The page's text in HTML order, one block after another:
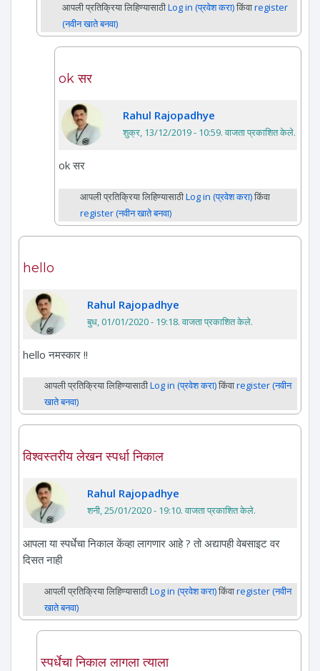
आपली प्रतिक्रिया लिहिण्यासाठीLog in (प्रवेश करा)किंवाregister
(नवीन खाते बनवा)
ok सर
Rahul Rajopadhye
शुक्र, 13/12/2019 - 10:59. वाजता प्रकाशित केले.
ok सर
आपली प्रतिक्रिया लिहिण्यासाठीLog in (प्रवेश करा)किंवा
register (नवीन खाते बनवा)
hello
Rahul Rajopadhye
बुध, 01/01/2020 - 19:18. वाजता प्रकाशित केले.
hello नमस्कार !!
आपली प्रतिक्रिया लिहिण्यासाठीLog in (प्रवेश करा)किंवाregister (नवीन
खाते बनवा)
विश्वस्तरीय लेखन स्पर्धा निकाल
Rahul Rajopadhye
शनी, 25/01/2020 - 19:10. वाजता प्रकाशित केले.
आपला या स्पर्धेचा निकाल केंव्हा लागणार आहे ? तो अद्यापही वेबसाइट वर
दिसत नाही
आपली प्रतिक्रिया लिहिण्यासाठीLog in (प्रवेश करा)किंवाregister (नवीन
खाते बनवा)
स्पर्धेचा निकाल लागला त्याला